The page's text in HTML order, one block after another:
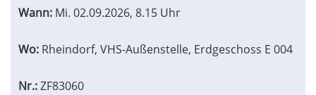
Wann: Mi. 02.09.2026, 8.15 Uhr
Wo: Rheindorf, VHS-Außenstelle, Erdgeschoss E 004
Nr.:ZF83060